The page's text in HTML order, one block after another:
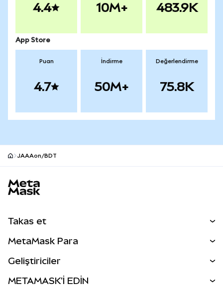
4.4 10M+ 483.9K
App Store
Puan
4.7
İndirme
50M+
Değerlendirme
75.8K
JAAAon/BDT
Takas et
Perps
RWA'lar
MetaMask Para
Geliştiriciler
METAMASK'İ EDİN